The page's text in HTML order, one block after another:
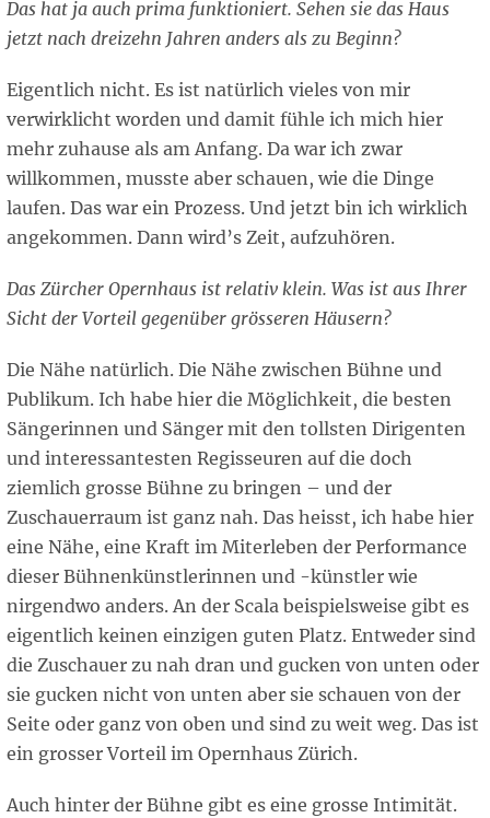
Das hat ja auch prima funktioniert. Sehen sie das Haus
jetzt nach dreizehn Jahren anders als zu Beginn?
Eigentlich nicht. Es ist natürlich vieles von mir
verwirklicht worden und damit fühle ich mich hier
mehr zuhause als am Anfang. Da war ich zwar
willkommen, musste aber schauen, wie die Dinge
laufen. Das war ein Prozess. Und jetzt bin ich wirklich
angekommen. Dann wird’s Zeit, aufzuhören.
Das Zürcher Opernhaus ist relativ klein. Was ist aus Ihrer
Sicht der Vorteil gegenüber grösseren Häusern?
Die Nähe natürlich. Die Nähe zwischen Bühne und
Publikum. Ich habe hier die Möglichkeit, die besten
Sängerinnen und Sänger mit den tollsten Dirigenten
und interessantesten Regisseuren auf die doch
ziemlich grosse Bühne zu bringen – und der
Zuschauerraum ist ganz nah. Das heisst, ich habe hier
eine Nähe, eine Kraft im Miterleben der Performance
dieser Bühnenkünstlerinnen und -künstler wie
nirgendwo anders. An der Scala beispielsweise gibt es
eigentlich keinen einzigen guten Platz. Entweder sind
die Zuschauer zu nah dran und gucken von unten oder
sie gucken nicht von unten aber sie schauen von der
Seite oder ganz von oben und sind zu weit weg. Das ist
ein grosser Vorteil im Opernhaus Zürich.
Auch hinter der Bühne gibt es eine grosse Intimität.